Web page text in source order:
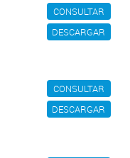
CONSULTAR
DESCARGAR
CONSULTAR
DESCARGAR